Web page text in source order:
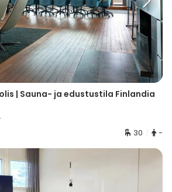
| Sauna- ja edustustila Finlandia
30 -